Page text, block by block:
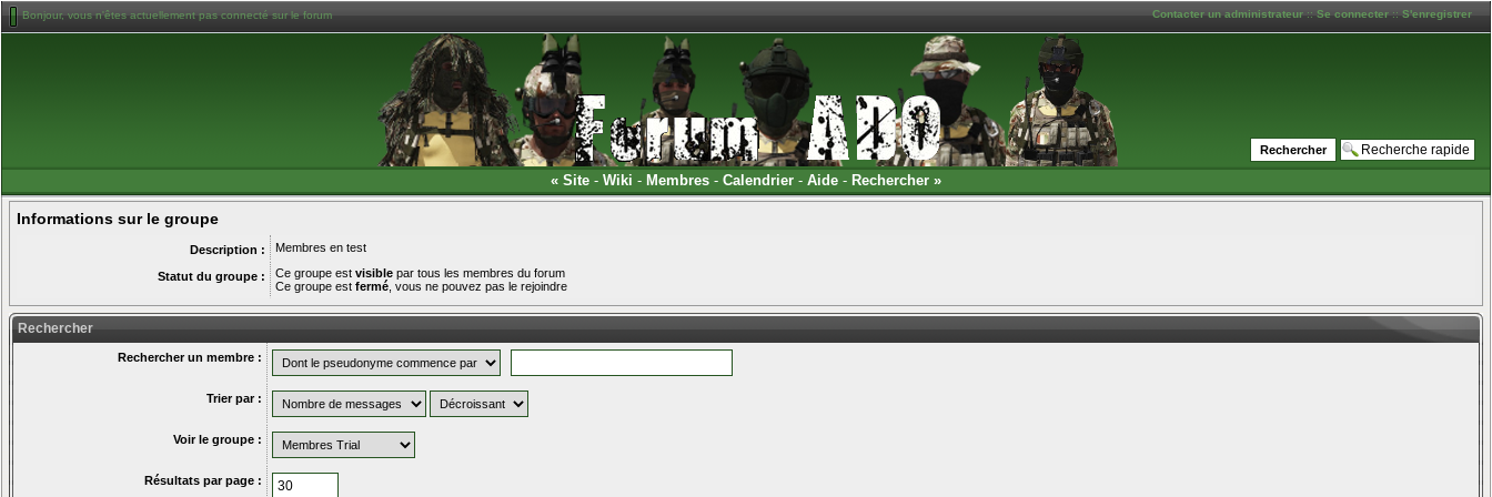
Bonjour, vous n'êtes actuellement pas connecté sur le forum Contacter un administrateur::Se connecter::S'enregistrer
« Site - Wiki - Membres - Calendrier - Aide - Rechercher »
Informations sur le groupe
Description : Membres en test
Statut du groupe : Ce groupe est visible par tous les membres du forum
Ce groupe est fermé , vous ne pouvez pas le rejoindre
Rechercher
Rechercher un membre :
Trier par :
Voir le groupe :
Résultats par page :